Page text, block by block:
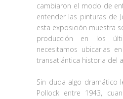
cambiaron el modo de
entender las pinturas de
esta exposición muestra
producción en los
necesitamos ubicarlas
transatlántica historia del
Sin duda algo dramático
Pollock entre 1943,